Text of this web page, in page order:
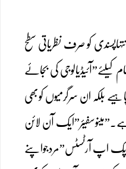
کو صرف نظریاتی سطح
کی بجائے
بلکہ ان سرگرمیوں کوبھی
آن لائن
پِک اپ آرٹسٹس”مردجواپنے